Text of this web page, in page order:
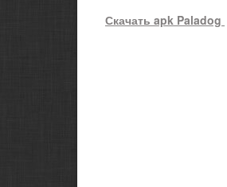
Скачать apk Paladog